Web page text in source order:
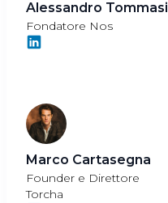
Alessandro Tommasi
Fondatore Nos
Marco Cartasegna
Founder e Direttore
Torcha